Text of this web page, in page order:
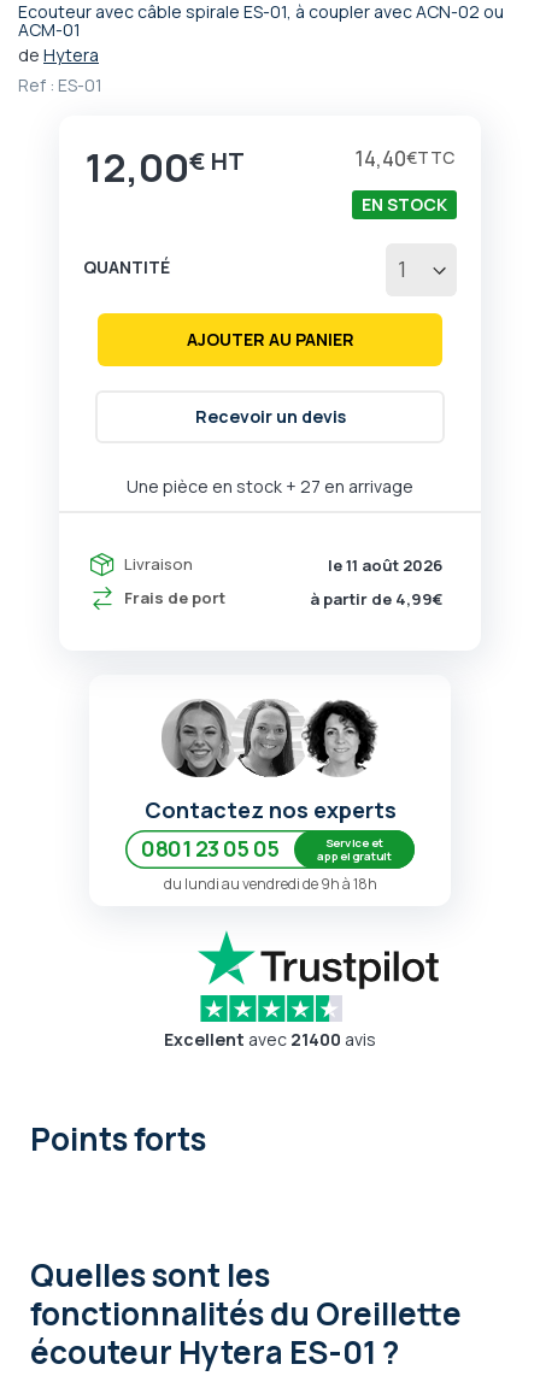
Ecouteur avec câble spirale ES-01, à coupler avec ACN-02 ou
ACM-01
de Hytera
Ref : ES-01
12,00€ 14,40€
Une pièce en stock + 27 en arrivage
EN STOCK
Livraison
le 11 août 2026
Frais de port
à partir de 4,99€
QUANTITÉ
AJOUTER AU PANIER
Recevoir un devis
Passer
au
début
de
d’images
Contactez nos experts
0801 23 05 05
Service et
appel gratuit
du lundi au vendredi de 9h à 18h
Excellent avec 21400 avis
Points forts
Quelles sont les
fonctionnalitésdu Oreillette
écouteur Hytera ES-01 ?